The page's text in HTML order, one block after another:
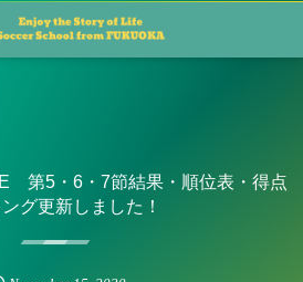
第5・6・7節結果・順位表・得点
グ更新しました！